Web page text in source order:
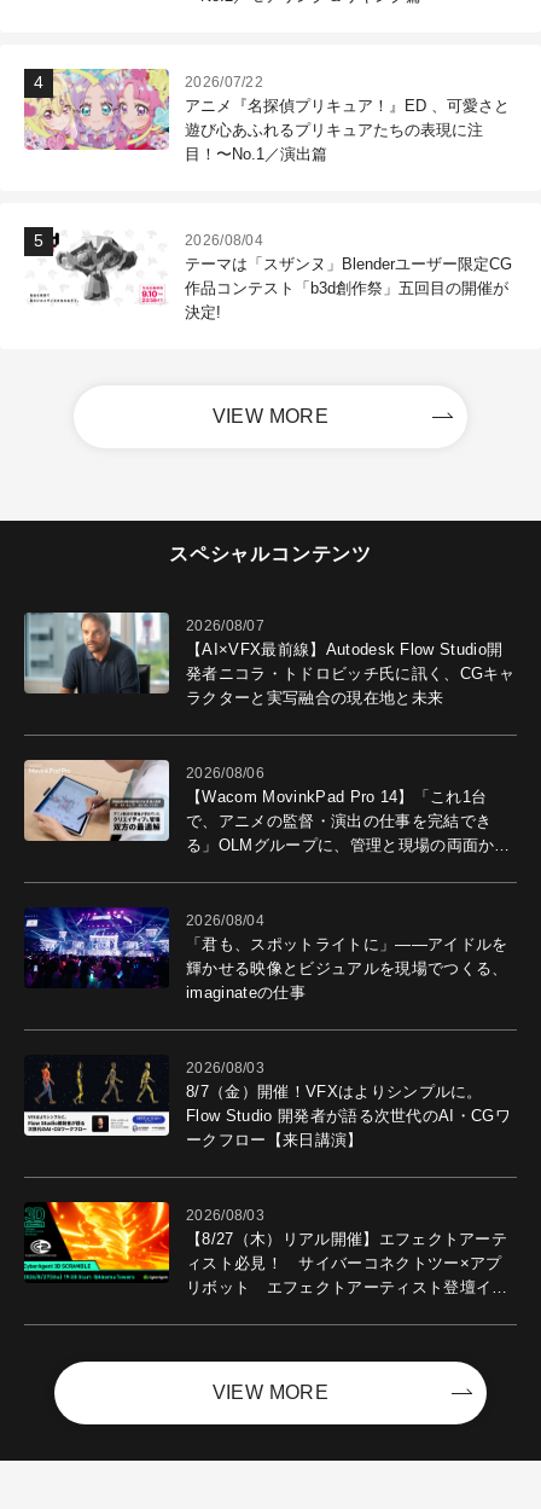
2026/07/22
アニメ『名探偵プリキュア！』ED 、可愛さと
遊び心あふれるプリキュアたちの表現に注
目！〜No.1／演出篇
2026/08/04
テーマは「スザンヌ」Blenderユーザー限定CG
作品コンテスト「b3d創作祭」五回目の開催が
決定!
VIEW MORE
スペシャルコンテンツ
2026/08/07
【AI×VFX最前線】Autodesk Flow Studio開
発者ニコラ・トドロビッチ氏に訊く、CGキャ
ラクターと実写融合の現在地と未来
2026/08/06
【Wacom MovinkPad Pro 14】「これ1台
で、アニメの監督・演出の仕事を完結でき
る」OLMグループに、管理と現場の両面から
2026/08/04
「君も、スポットライトに」――アイドルを
輝かせる映像とビジュアルを現場でつくる、
imaginateの仕事
2026/08/03
8/7（金）開催！VFXはよりシンプルに。
Flow Studio 開発者が語る次世代のAI・CGワ
ークフロー【来日講演】
2026/08/03
【8/27（木）リアル開催】エフェクトアーテ
ィスト必見！ サイバーコネクトツー×アプ
リボット エフェクトアーティスト登壇イベ
VIEW MORE